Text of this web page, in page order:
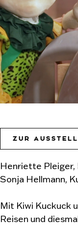
ZUR
Henriette Pleiger,
Sonja Hellmann,
Mit Kiwi Kuckuck
Reisen und